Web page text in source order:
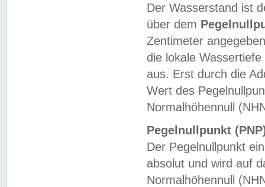
Der Wasserstand ist
über dem
Zentimeter
die lokale
aus. Erst durch die
Wert des
Normalhöhennull
Pegelnullpunkt
Der Pegelnullpunkt
absolut und wird auf
Normalhöhennull